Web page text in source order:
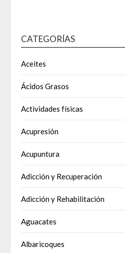
CATEGORÍAS
Aceites
Ácidos Grasos
Actividades físicas
Acupresión
Acupuntura
Adicción y Recuperación
Adicción y Rehabilitación
Aguacates
Albaricoques